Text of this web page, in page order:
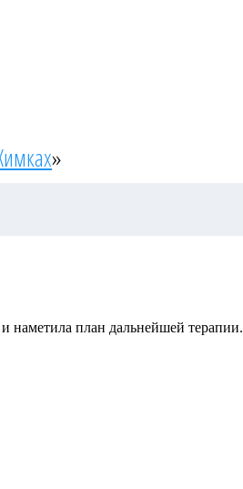
»
наметила план дальнейшей терапии.